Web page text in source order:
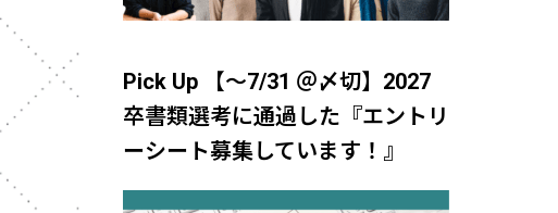
Pick Up 【～7/31 ＠〆切】2027
卒書類選考に通過した『エントリ
ーシート募集しています！』